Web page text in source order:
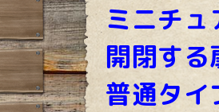
ミニチュ
開閉す
普通タイ